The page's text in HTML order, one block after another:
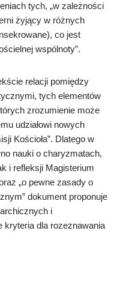
tych, „w zależności
żyjący w różnych
co jest
wspólnoty”.
relacji pomiędzy
tych elementów
zrozumienie może
udziałowi nowych
Kościoła”. Dlatego w
nauki o charyzmatach,
i refleksji Magisterium
„o pewne zasady o
dokument proponuje
i
dla rozeznawania